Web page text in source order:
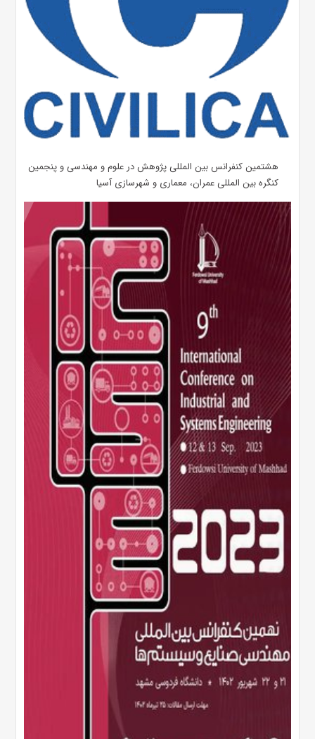
هشتمین کنفرانس بین المللی پژوهش در علوم و مهندسی و پنجمین
کنگره بین المللی عمران، معماری و شهرسازی آسیا